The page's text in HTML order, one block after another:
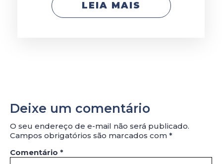
LEIA MAIS
Deixe um comentário
O seu endereço de e-mail não será publicado.
Campos obrigatórios são marcados com *
Comentário *